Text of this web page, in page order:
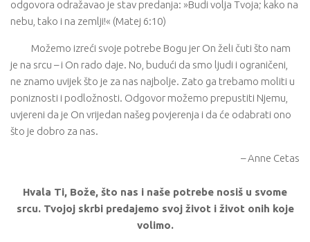
odgovora odražavao je stav predanja: »Budi volja Tvoja; kako na
nebu, tako i na zemlji!« (Matej 6:10)
Možemo izreći svoje potrebe Bogu jer On želi čuti što nam
je na srcu – i On rado daje. No, budući da smo ljudi i ograničeni,
ne znamo uvijek što je za nas najbolje. Zato ga trebamo moliti u
poniznosti i podložnosti. Odgovor možemo prepustiti Njemu,
uvjereni da je On vrijedan našeg povjerenja i da će odabrati ono
što je dobro za nas.
– Anne Cetas
Hvala Ti, Bože, što nas i naše potrebe nosiš u svome
srcu. Tvojoj skrbi predajemo svoj život i život onih koje
volimo.